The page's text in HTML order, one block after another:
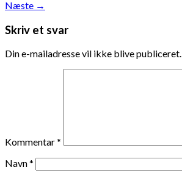
Næste →
Skriv et svar
Din e-mailadresse vil ikke blive publiceret.
Kommentar*
Navn*